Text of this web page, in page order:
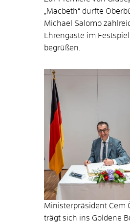
„Macbeth“ durfte
Michael Salomo
Ehrengäste im
begrüßen.
Ministerpräsident Cem
trägt sich ins Goldene